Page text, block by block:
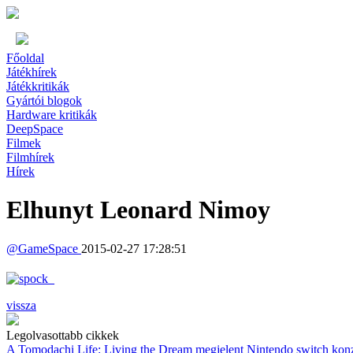
Főoldal
Játékhírek
Játékkritikák
Gyártói blogok
Hardware kritikák
DeepSpace
Filmek
Filmhírek
Hírek
Elhunyt Leonard Nimoy
@GameSpace 2015-02-27 17:28:51
vissza
Legolvasottabb cikkek
A Tomodachi Life: Living the Dream megjelent Nintendo switch